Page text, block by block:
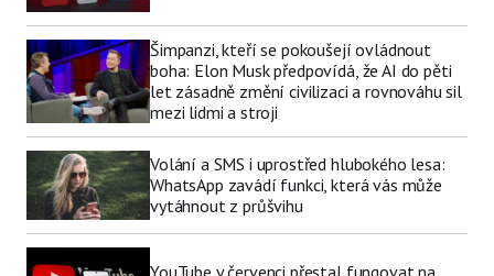
Šimpanzi, kteří se pokoušejí ovládnout
boha: Elon Musk předpovídá, že AI do pěti
let zásadně změní civilizaci a rovnováhu sil
mezi lidmi a stroji
Volání a SMS i uprostřed hlubokého lesa:
WhatsApp zavádí funkci, která vás může
vytáhnout z průšvihu
YouTube v červenci přestal fungovat na